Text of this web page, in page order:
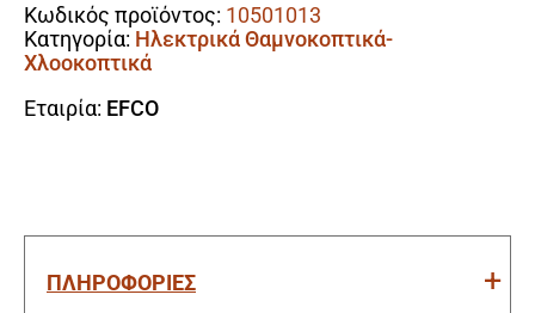
Κωδικός προϊόντος: 10501013
Κατηγορία: Ηλεκτρικά Θαμνοκοπτικά-
Χλοοκοπτικά
Εταιρία: EFCO
ΠΛΗΡΟΦΟΡΙΕΣ